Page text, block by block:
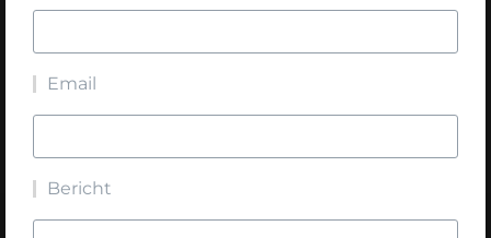
Email
Bericht